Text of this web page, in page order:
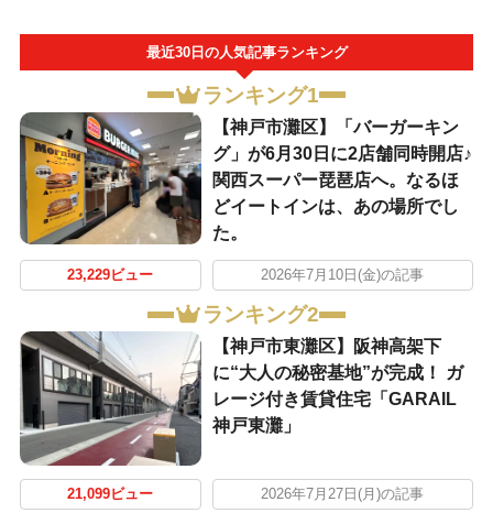
最近30日の人気記事ランキング
ランキング1
【神戸市灘区】「バーガーキン
グ」が6月30日に2店舗同時開店♪
関西スーパー琵琶店へ。なるほ
どイートインは、あの場所でし
た。
23,229ビュー 2026年7月10日(金)の記事
ランキング2
【神戸市東灘区】阪神高架下
に“大人の秘密基地”が完成！ ガ
レージ付き賃貸住宅「GARAIL
神戸東灘」
21,099ビュー 2026年7月27日(月)の記事